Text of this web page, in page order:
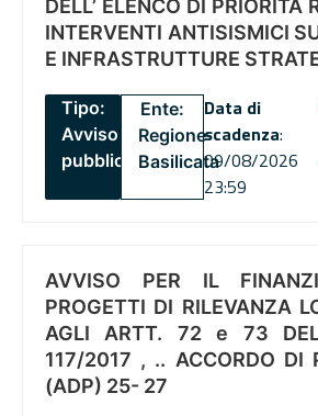
DELL’ ELENCO DI PRIORITÀ
INTERVENTI ANTISISMICI
E INFRASTRUTTURE
Tipo:
Avviso
pubblico
Ente:
Regione
Basilicata
Data di
scadenza:
09/08/2026
23:59
AVVISO PER IL
PROGETTI DI RILEVANZA
AGLI ARTT. 72 e 73
117/2017 , .. ACCORDO DI
(ADP) 25- 27